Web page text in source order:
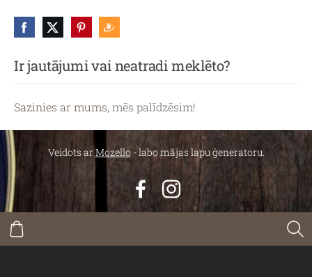
Ir jautājumi vai neatradi meklēto?
Sazinies ar mums, mēs palīdzēsim!
Veidots arMozello- labo mājas lapu ģeneratoru.